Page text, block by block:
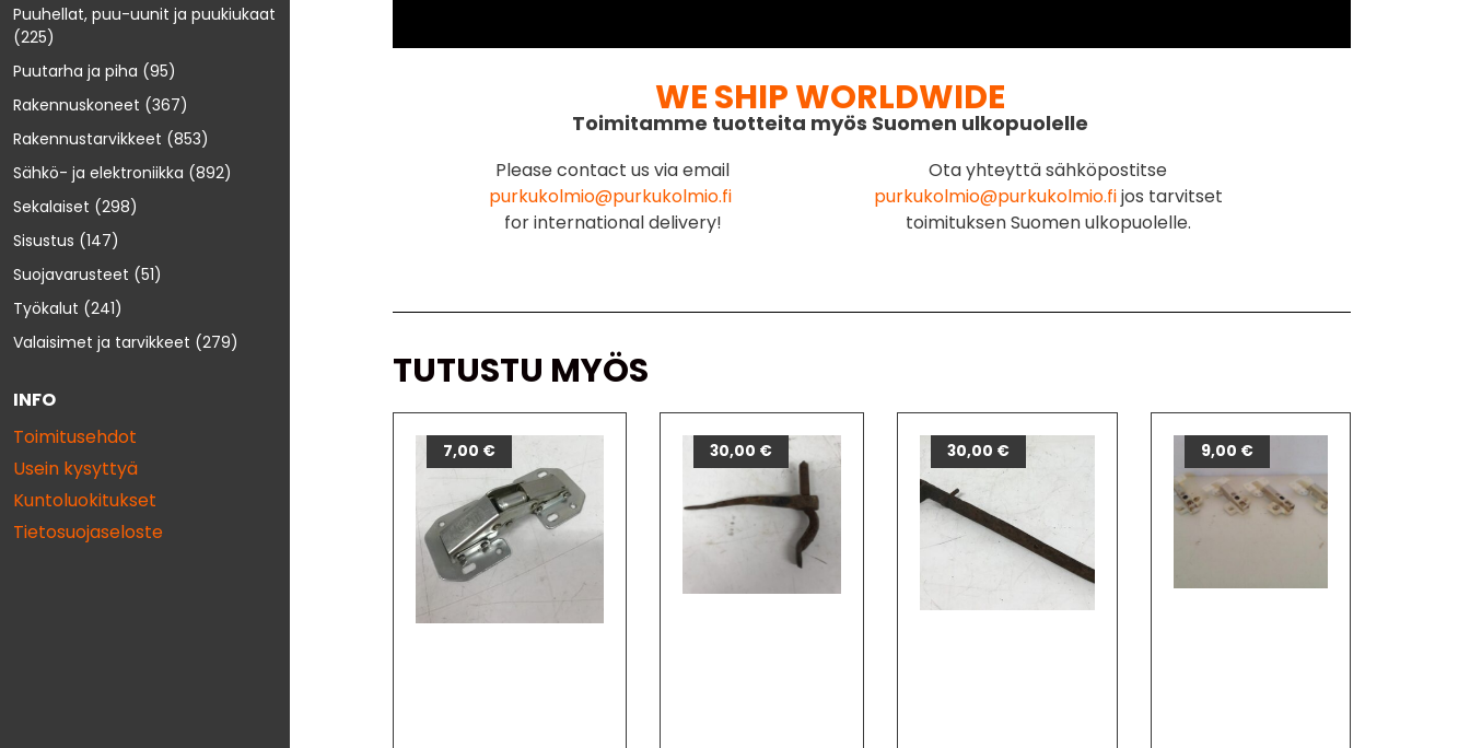
Puuhellat, puu-uunit ja puukiukaat
(225)
Puutarha ja piha (95)
Rakennuskoneet (367)
Rakennustarvikkeet (853)
Sähkö- ja elektroniikka (892)
Sekalaiset (298)
Sisustus (147)
Suojavarusteet (51)
Työkalut (241)
Valaisimet ja tarvikkeet (279)
INFO
Toimitusehdot
Usein kysyttyä
Kuntoluokitukset
Tietosuojaseloste
WE SHIP WORLDWIDE
Toimitamme tuotteita myös Suomen ulkopuolelle
Please contact us via email
purkukolmio@purkukolmio.fi
for international delivery!
Ota yhteyttä sähköpostitse
purkukolmio@purkukolmio.fijos tarvitset
toimituksen Suomen ulkopuolelle.
TUTUSTU MYÖS
7,00 € 30,00 € 30,00 € 9,00 €